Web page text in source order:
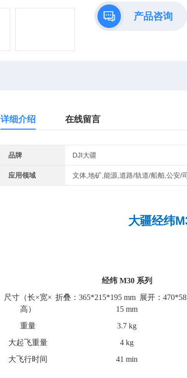
产品咨询
详细介绍 在线留言
品牌 DJI大疆
应用领域 文体,地矿,能源,道路/轨道/船舶,公安/
大疆经纬
经纬 M30 系列
尺寸（长×宽×
高）
折叠：365*215*195 mm 展开：
15 mm
重量
3.7 kg
大起飞重量
4 kg
大飞行时间
41 min